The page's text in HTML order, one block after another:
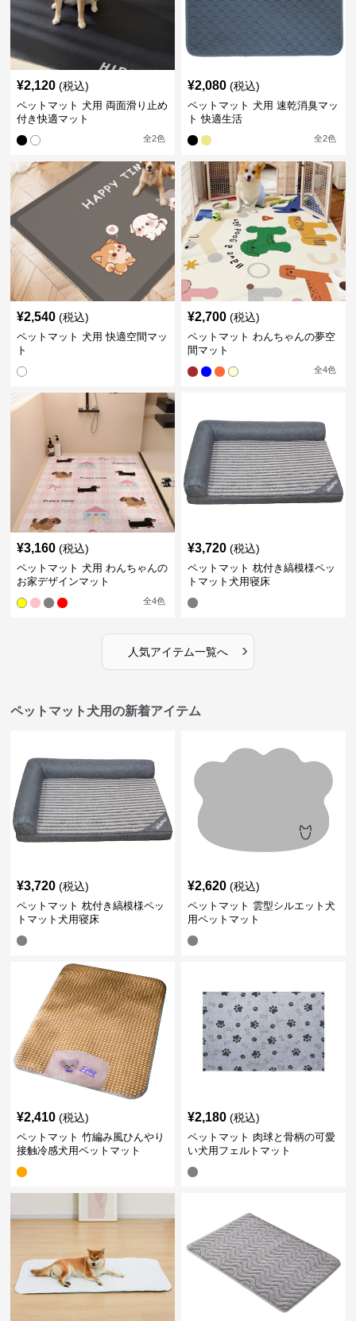
¥2,120 (税込)
ペットマット 犬用 両面滑り止め
付き快適マット
全2色
¥2,080 (税込)
ペットマット 犬用 速乾消臭マッ
ト 快適生活
全2色
¥2,540 (税込)
ペットマット 犬用 快適空間マッ
ト
¥2,700 (税込)
ペットマット わんちゃんの夢空
間マット
全4色
¥3,160 (税込)
ペットマット 犬用 わんちゃんの
お家デザインマット
全4色
¥3,720 (税込)
ペットマット 枕付き縞模様ペッ
トマット犬用寝床
人気アイテム一覧へ ›
ペットマット犬用の新着アイテム
¥3,720 (税込)
ペットマット 枕付き縞模様ペッ
トマット犬用寝床
¥2,620 (税込)
ペットマット 雲型シルエット犬
用ペットマット
¥2,410 (税込)
ペットマット 竹編み風ひんやり
接触冷感犬用ペットマット
¥2,180 (税込)
ペットマット 肉球と骨柄の可愛
い犬用フェルトマット